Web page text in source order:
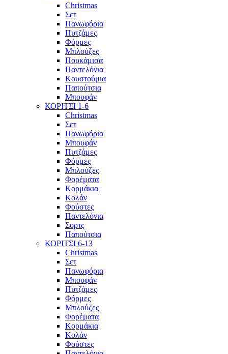
Christmas
Σετ
Πανωφόρια
Πυτζάμες
Φόρμες
Μπλούζες
Πουκάμισα
Παντελόνια
Κουστούμια
Παπούτσια
Μπουφάν
ΚΟΡΙΤΣΙ 1-6
Christmas
Σετ
Πανωφόρια
Μπουφάν
Πυτζάμες
Φόρμες
Μπλούζες
Φορέματα
Κορμάκια
Κολάν
Φούστες
Παντελόνια
Σορτς
Παπούτσια
ΚΟΡΙΤΣΙ 6-13
Christmas
Σετ
Πανωφόρια
Μπουφάν
Πυτζάμες
Φόρμες
Μπλούζες
Φορέματα
Κορμάκια
Κολάν
Φούστες